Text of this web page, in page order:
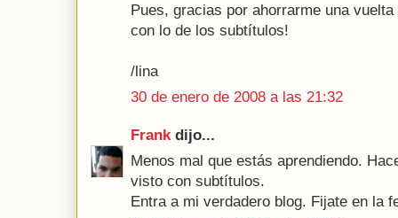
Pues, gracias por ahorrarme una
con lo de los subtítulos!
/lina
30 de enero de 2008 a las 21:32
Frank dijo...
Menos mal que estás aprendiendo.
visto con subtítulos.
Entra a mi verdadero blog. Fijate en la